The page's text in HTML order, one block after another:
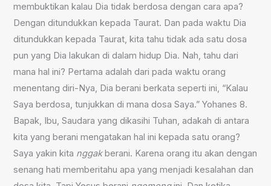
membuktikan kalau Dia tidak berdosa dengan cara apa?
Dengan ditundukkan kepada Taurat. Dan pada waktu Dia
ditundukkan kepada Taurat, kita tahu tidak ada satu dosa
pun yang Dia lakukan di dalam hidup Dia. Nah, tahu dari
mana hal ini? Pertama adalah dari pada waktu orang
menentang diri-Nya, Dia berani berkata seperti ini, “Kalau
Saya berdosa, tunjukkan di mana dosa Saya.” Yohanes 8.
Bapak, Ibu, Saudara yang dikasihi Tuhan, adakah di antara
kita yang berani mengatakan hal ini kepada satu orang?
Saya yakin kita nggakberani. Karena orang itu akan dengan
senang hati memberitahu apa yang menjadi kesalahan dan